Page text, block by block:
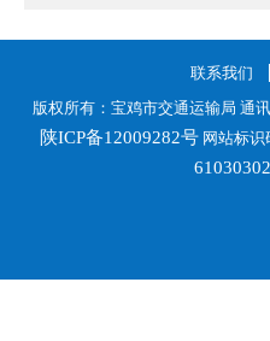
联系我们
版权所有：宝鸡市交通运输局 通
陕ICP备12009282号网站标识